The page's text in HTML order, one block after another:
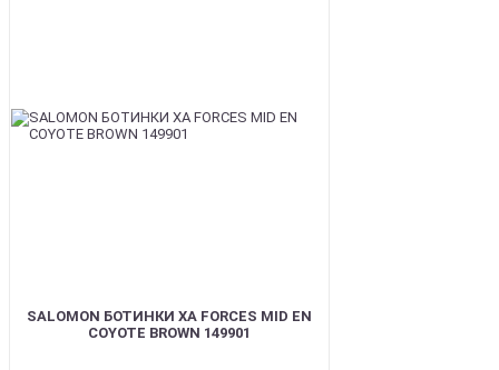
SALOMON БОТИНКИ XA FORCES MID EN
COYOTE BROWN 149901